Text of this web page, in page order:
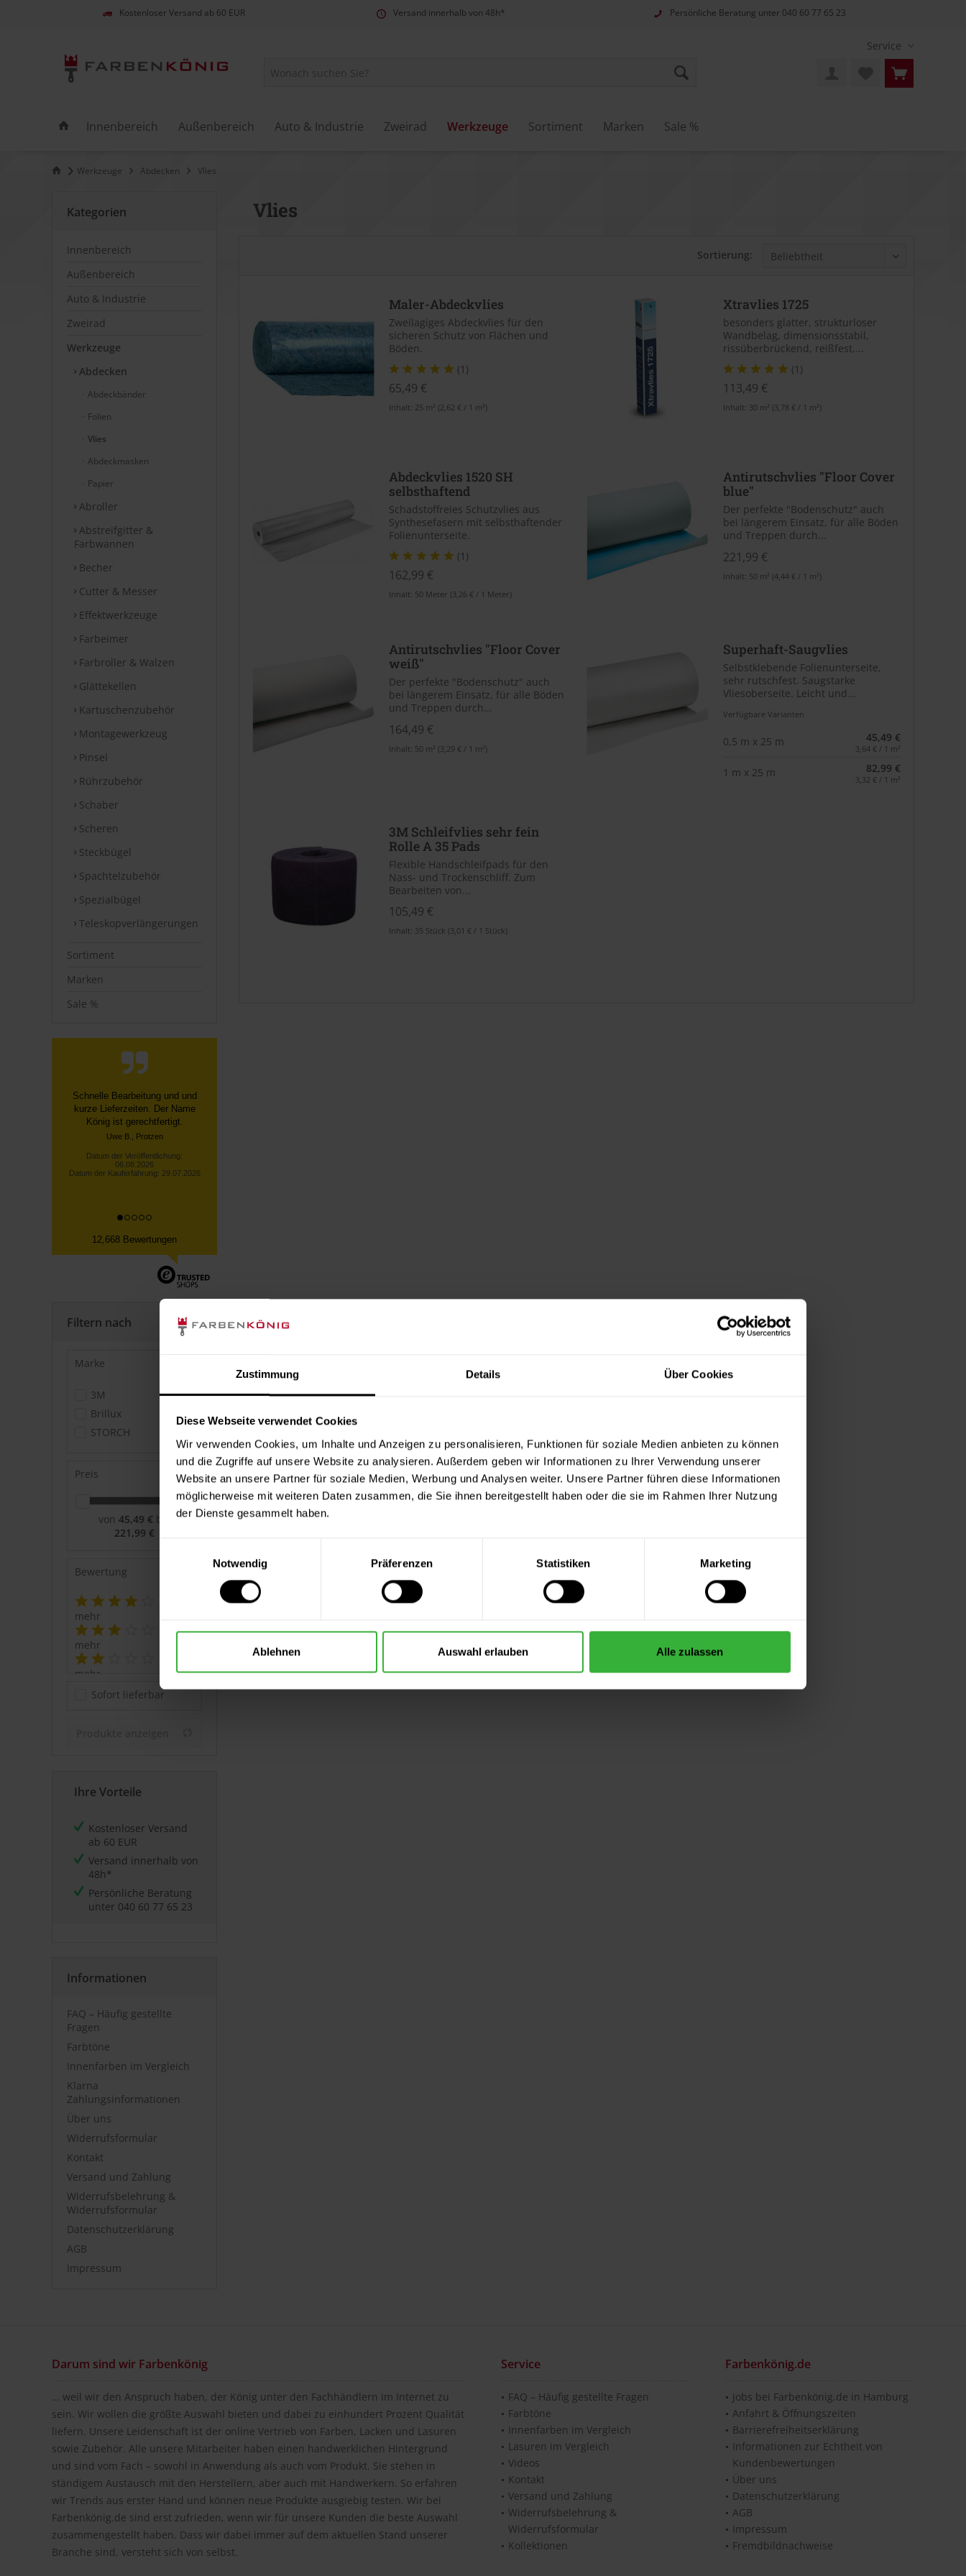
Zustimmung Details Über Cookies
Diese Webseite verwendet Cookies
Wir verwenden Cookies, um Inhalte und Anzeigen zu personalisieren, Funktionen für soziale Medien anbieten zu können
und die Zugriffe auf unsere Website zu analysieren. Außerdem geben wir Informationen zu Ihrer Verwendung unserer
Website an unsere Partner für soziale Medien, Werbung und Analysen weiter. Unsere Partner führen diese Informationen
möglicherweise mit weiteren Daten zusammen, die Sie ihnen bereitgestellt haben oder die sie im Rahmen Ihrer Nutzung
der Dienste gesammelt haben.
Notwendig
Präferenzen Statistiken Marketing
Ablehnen Auswahl erlauben Alle zulassen
Kostenloser Versand ab 60 EUR Versand innerhalb von 48h* Persönliche Beratung unter 040 60 77 65 23
Service
Innenbereich Außenbereich Auto & Industrie Zweirad Werkzeuge Sortiment Marken Sale %
Werkzeuge Abdecken Vlies
Kategorien
Innenbereich
Außenbereich
Auto & Industrie
Zweirad
Werkzeuge
Abdecken
Abdeckbänder
Folien
Vlies
Abdeckmasken
Papier
Abroller
Abstreifgitter &
Farbwannen
Becher
Cutter & Messer
Effektwerkzeuge
Farbeimer
Farbroller & Walzen
Glättekellen
Kartuschenzubehör
Montagewerkzeug
Pinsel
Rührzubehör
Schaber
Scheren
Steckbügel
Spachtelzubehör
Spezialbügel
Teleskopverlängerungen
Sortiment
Marken
Sale %
Schnelle Bearbeitung und und
kurze Lieferzeiten. Der Name
König ist gerechtfertigt.
Uwe B., Protzen
Datum der Veröffentlichung:
06.08.2026
Datum der Kauferfahrung: 29.07.2026
12,668 Bewertungen
Filtern nach
Marke
3M
Brillux
STORCH
Preis
von 45,49 € bis
221,99 €
Bewertung
mehr
mehr
mehr
&
mehr
Sofort lieferbar
Ihre Vorteile
Kostenloser Versand
ab 60 EUR
Versand innerhalb von
48h*
Persönliche Beratung
unter 040 60 77 65 23
Informationen
FAQ – Häufig gestellte
Fragen
Farbtöne
Innenfarben im Vergleich
Klarna
Zahlungsinformationen
Über uns
Widerrufsformular
Kontakt
Versand und Zahlung
Widerrufsbelehrung &
Widerrufsformular
Datenschutzerklärung
AGB
Impressum
Vlies
Sortierung:
Maler-Abdeckvlies
Zweilagiges Abdeckvlies für den
sicheren Schutz von Flächen und
Böden.
(1)
65,49 €
Inhalt: 25 m² (2,62 € / 1 m²)
Xtravlies 1725
besonders glatter, strukturloser
Wandbelag, dimensionsstabil,
rissüberbrückend, reißfest,...
(1)
113,49 €
Inhalt: 30 m² (3,78 € / 1 m²)
Abdeckvlies 1520 SH
selbsthaftend
Schadstoffreies Schutzvlies aus
Synthesefasern mit selbsthaftender
Folienunterseite.
(1)
162,99 €
Inhalt: 50 Meter (3,26 € / 1 Meter)
Antirutschvlies "Floor Cover
blue"
Der perfekte "Bodenschutz" auch
bei längerem Einsatz, für alle Böden
und Treppen durch...
221,99 €
Inhalt: 50 m² (4,44 € / 1 m²)
Antirutschvlies "Floor Cover
weiß"
Der perfekte "Bodenschutz" auch
bei längerem Einsatz, für alle Böden
und Treppen durch...
164,49 €
Inhalt: 50 m² (3,29 € / 1 m²)
Superhaft-Saugvlies
Selbstklebende Folienunterseite,
sehr rutschfest. Saugstarke
Vliesoberseite. Leicht und...
Verfügbare Varianten
0,5 m x 25 m 45,49 €
3,64 € / 1 m²
1 m x 25 m 82,99 €
3,32 € / 1 m²
3M Schleifvlies sehr fein
Rolle A 35 Pads
Flexible Handschleifpads für den
Nass- und Trockenschliff. Zum
Bearbeiten von...
105,49 €
Inhalt: 35 Stück (3,01 € / 1 Stück)
Darum sind wir Farbenkönig
… weil wir den Anspruch haben, der König unter den Fachhändlern im Internet zu
sein. Wir wollen die größte Auswahl bieten und dabei zu einhundert Prozent Qualität
liefern. Unsere Leidenschaft ist der online Vertrieb von Farben, Lacken und Lasuren
sowie Zubehör. Alle unsere Mitarbeiter haben einen handwerklichen Hintergrund
und sind vom Fach – sowohl in Anwendung als auch vom Produkt. Sie stehen in
ständigem Austausch mit den Herstellern, aber auch mit Handwerkern. So erfahren
wir Trends aus erster Hand und können neue Produkte ausgiebig testen. Wir bei
Farbenkönig.de sind erst zufrieden, wenn wir für unsere Kunden die beste Auswahl
zusammengestellt haben. Dass wir dabei immer auf dem aktuellen Stand unserer
Branche sind, versteht sich von selbst.
Service
FAQ – Häufig gestellte Fragen
Farbtöne
Innenfarben im Vergleich
Lasuren im Vergleich
Videos
Kontakt
Versand und Zahlung
Widerrufsbelehrung &
Widerrufsformular
Kollektionen
Farbenkönig.de
Jobs bei Farbenkönig.de in Hamburg
Anfahrt & Öffnungszeiten
Barrierefreiheitserklärung
Informationen zur Echtheit von
Kundenbewertungen
Über uns
Datenschutzerklärung
AGB
Impressum
Fremdbildnachweise